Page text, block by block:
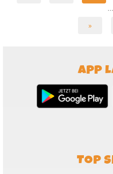
...
»
APP
TOP